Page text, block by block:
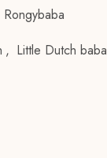
Rongybaba
, Little Dutch baba